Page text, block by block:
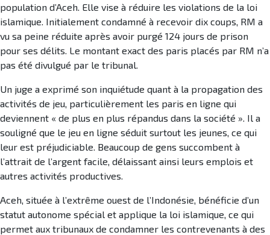
population d’Aceh. Elle vise à réduire les violations de la loi
islamique. Initialement condamné à recevoir dix coups, RM a
vu sa peine réduite après avoir purgé 124 jours de prison
pour ses délits. Le montant exact des paris placés par RM n’a
pas été divulgué par le tribunal.
Un juge a exprimé son inquiétude quant à la propagation des
activités de jeu, particulièrement les paris en ligne qui
deviennent « de plus en plus répandus dans la société ». Il a
souligné que le jeu en ligne séduit surtout les jeunes, ce qui
leur est préjudiciable. Beaucoup de gens succombent à
l’attrait de l’argent facile, délaissant ainsi leurs emplois et
autres activités productives.
Aceh, située à l’extrême ouest de l’Indonésie, bénéficie d’un
statut autonome spécial et applique la loi islamique, ce qui
permet aux tribunaux de condamner les contrevenants à des